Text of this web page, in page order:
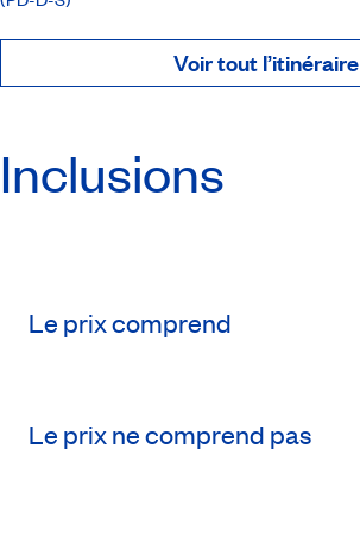
Voir tout l’itinéraire
Inclusions
Le prix comprend
Le prix ne comprend pas